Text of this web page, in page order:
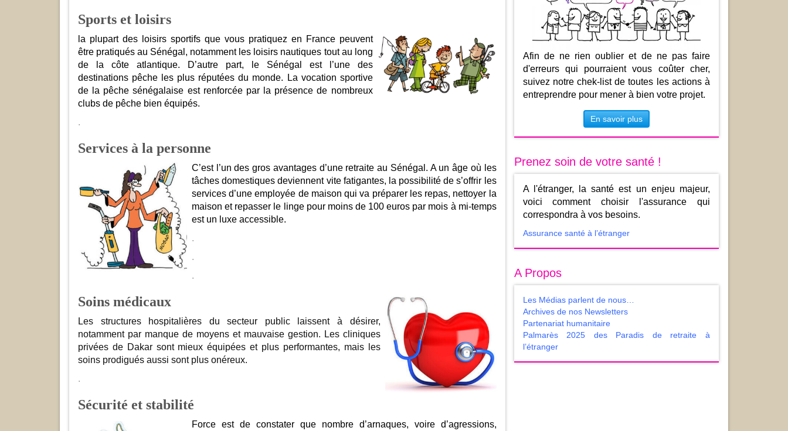
Sports et loisirs
la plupart des loisirs sportifs que vous pratiquez en France peuvent
être pratiqués au Sénégal, notamment les loisirs nautiques tout au long
de la côte atlantique. D’autre part, le Sénégal est l’une des
destinations pêche les plus réputées du monde. La vocation sportive
de la pêche sénégalaise est renforcée par la présence de nombreux
clubs de pêche bien équipés.
.
Services à la personne
C’est l’un des gros avantages d’une retraite au Sénégal. A un âge où les
tâches domestiques deviennent vite fatigantes, la possibilité de s’offrir les
services d’une employée de maison qui va préparer les repas, nettoyer la
maison et repasser le linge pour moins de 100 euros par mois à mi-temps
est un luxe accessible.
.
.
.
Soins médicaux
Les structures hospitalières du secteur public laissent à désirer,
notamment par manque de moyens et mauvaise gestion. Les cliniques
privées de Dakar sont mieux équipées et plus performantes, mais les
soins prodigués aussi sont plus onéreux.
.
Sécurité et stabilité
Force est de constater que nombre d’arnaques, voire d’agressions,
Prenez soin de votre santé !
A l'étranger, la santé est un enjeu majeur,
voici comment choisir l'assurance qui
correspondra à vos besoins.
Assurance santé à l’étranger
Afin de ne rien oublier et de ne pas faire
d'erreurs qui pourraient vous coûter cher,
suivez notre chek-list de toutes les actions à
entreprendre pour mener à bien votre projet.
En savoir plus
A Propos
Les Médias parlent de nous…
Archives de nos Newsletters
Partenariat humanitaire
Palmarès 2025 des Paradis de retraite à
l’étranger